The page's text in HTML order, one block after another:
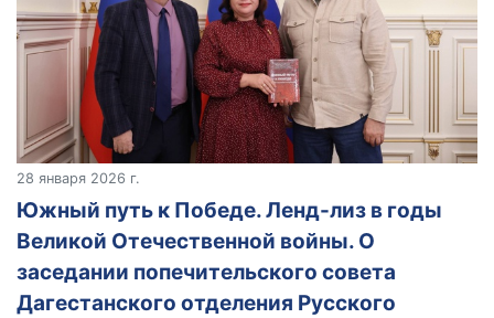
28 января 2026 г.
Южный путь к Победе. Ленд-лиз в годы
Великой Отечественной войны. О
заседании попечительского совета
Дагестанского отделения Русского